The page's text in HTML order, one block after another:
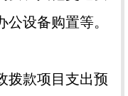
设备购置等。
款项目支出预